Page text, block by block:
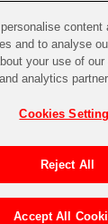
STORE
ーズ
content
and to analyse
your use of
analytics
Cookies
Reject All
Accept All